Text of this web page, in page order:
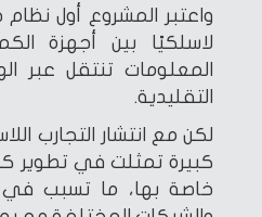
واعتبر المشروع أول
لاسلكيًا بين أجهزة
المعلومات تنتقل عبر
التقليدية.
لكن مع انتشار التجارب
كبيرة تمثلت في تطوير
خاصة بها، ما تسبب في